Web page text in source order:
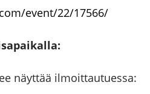
event/22/17566/
näyttää ilmoittautuessa: